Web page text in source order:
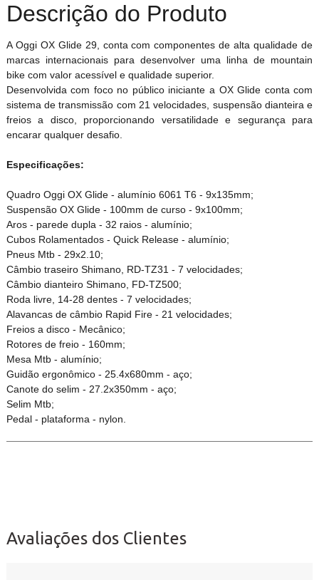
Descrição do Produto
A Oggi OX Glide 29, conta com componentes de alta qualidade de
marcas internacionais para desenvolver uma linha de mountain
bike com valor acessível e qualidade superior.
Desenvolvida com foco no público iniciante a OX Glide conta com
sistema de transmissão com 21 velocidades, suspensão dianteira e
freios a disco, proporcionando versatilidade e segurança para
encarar qualquer desafio.
Especificações:
Quadro Oggi OX Glide - alumínio 6061 T6 - 9x135mm;
Suspensão OX Glide - 100mm de curso - 9x100mm;
Aros - parede dupla - 32 raios - alumínio;
Cubos Rolamentados - Quick Release - alumínio;
Pneus Mtb - 29x2.10;
Câmbio traseiro Shimano, RD-TZ31 - 7 velocidades;
Câmbio dianteiro Shimano, FD-TZ500;
Roda livre, 14-28 dentes - 7 velocidades;
Alavancas de câmbio Rapid Fire - 21 velocidades;
Freios a disco - Mecânico;
Rotores de freio - 160mm;
Mesa Mtb - alumínio;
Guidão ergonômico - 25.4x680mm - aço;
Canote do selim - 27.2x350mm - aço;
Selim Mtb;
Pedal - plataforma - nylon.
Avaliações dos Clientes